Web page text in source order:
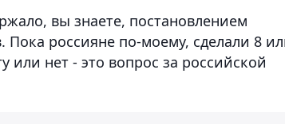
вы знаете, постановлением
Пока россияне по-моему, сделали 8
или нет - это вопрос за российской